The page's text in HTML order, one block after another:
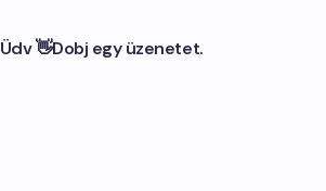
Üdv 👋Dobj egy üzenetet.